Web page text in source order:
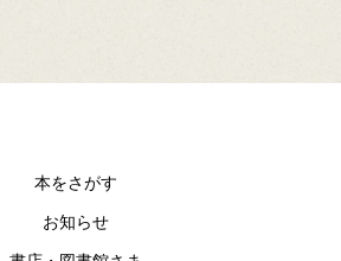
本をさがす
お知らせ